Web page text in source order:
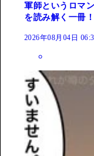
軍師というロマ
を読み解く一冊
2026年08月04日